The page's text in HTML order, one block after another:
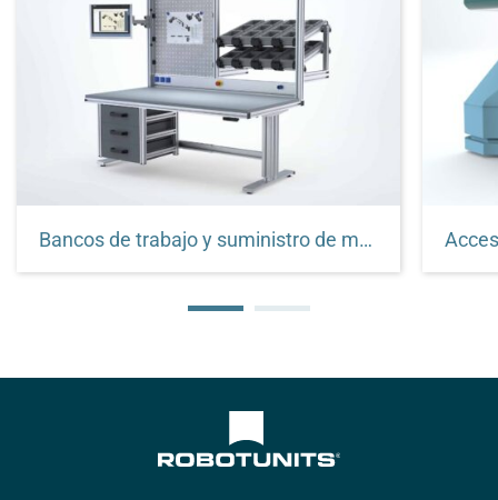
Bancos de trabajo y suministro de material